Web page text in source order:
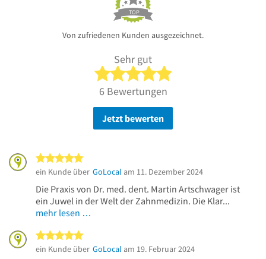
TOP
Von zufriedenen Kunden ausgezeichnet.
Sehr gut
5 von 5 Sternen
6 Bewertungen
Jetzt bewerten
ein Kunde über GoLocal am 11. Dezember 2024
Die Praxis von Dr. med. dent. Martin Artschwager ist
ein Juwel in der Welt der Zahnmedizin. Die Klar...
mehr lesen …
ein Kunde über GoLocal am 19. Februar 2024